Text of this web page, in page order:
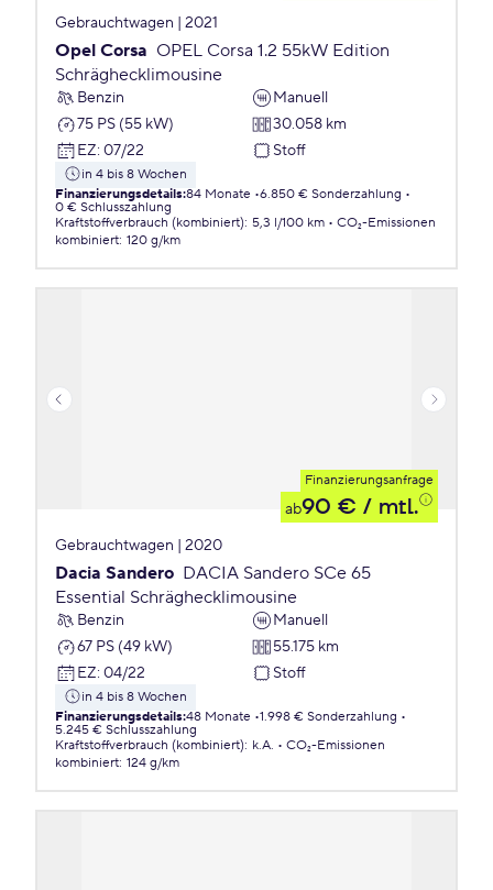
Gebrauchtwagen | 2021
Opel Corsa OPEL Corsa 1.2 55kW Edition
Schräghecklimousine
Benzin
Manuell
75 PS (55 kW)
30.058 km
EZ: 07/22 Stoff
in 4 bis 8 Wochen
Finanzierungsdetails:84 Monate 6.850 € Sonderzahlung
0 € Schlusszahlung
Kraftstoffverbrauch (kombiniert): 5,3 l/100 km
CO₂-Emissionen
kombiniert: 120 g/km
Finanzierungsanfrage
ab90 € / mtl.
Gebrauchtwagen | 2020
Dacia Sandero DACIA Sandero SCe 65
Essential Schräghecklimousine
Benzin
Manuell
67 PS (49 kW)
55.175 km
EZ: 04/22 Stoff
in 4 bis 8 Wochen
Finanzierungsdetails:48 Monate 1.998 € Sonderzahlung
5.245 € Schlusszahlung
Kraftstoffverbrauch (kombiniert): k.A.
CO₂-Emissionen
kombiniert: 124 g/km